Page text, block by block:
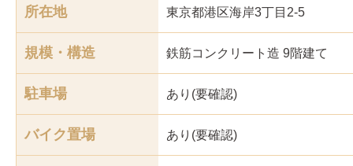
所在地 東京都港区海岸3丁目2-5
規模・構造 鉄筋コンクリート造 9階建て
駐車場 あり(要確認)
バイク置場 あり(要確認)